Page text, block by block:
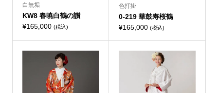
白無垢
KW8 春暁白鶴の讃
¥165,000 (税込)
色打掛
0-219 華鼓寿桜鶴
¥165,000 (税込)